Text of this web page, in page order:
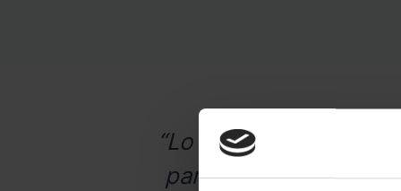
“Lo que más destaca
panel de control con